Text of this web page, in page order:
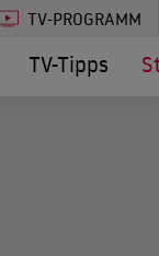
TV-PROGRAMM
TV-Tipps